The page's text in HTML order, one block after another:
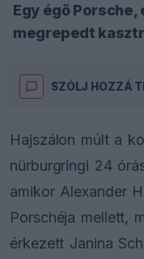
Egy égő
megrepedt
SZÓLJ HOZZÁ
Hajszálon múlt a
nürburgringi 24
amikor Alexander
Porschéja mellett,
érkezett Janina